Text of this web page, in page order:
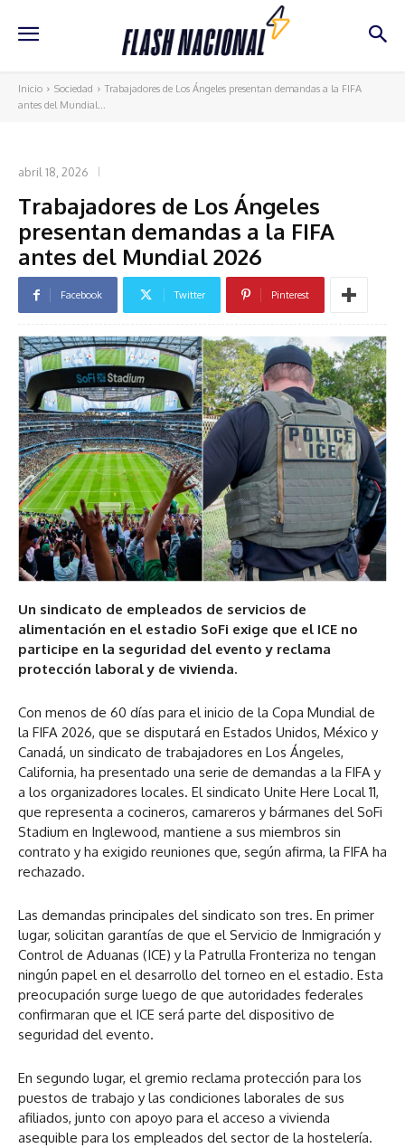
Inicio Sociedad
Trabajadores de Los Ángeles presentan demandas a la FIFA
antes del Mundial...
abril 18, 2026
Trabajadores de Los Ángeles
presentan demandas a la FIFA
antes del Mundial 2026
Facebook Twitter Pinterest
Un sindicato de empleados de servicios de
alimentación en el estadio SoFi exige que el ICE no
participe en la seguridad del evento y reclama
protección laboral y de vivienda.
Con menos de 60 días para el inicio de la Copa Mundial de
la FIFA 2026, que se disputará en Estados Unidos, México y
Canadá, un sindicato de trabajadores en Los Ángeles,
California, ha presentado una serie de demandas a la FIFA y
a los organizadores locales. El sindicato Unite Here Local 11,
que representa a cocineros, camareros y bármanes del SoFi
Stadium en Inglewood, mantiene a sus miembros sin
contrato y ha exigido reuniones que, según afirma, la FIFA ha
rechazado.
Las demandas principales del sindicato son tres. En primer
lugar, solicitan garantías de que el Servicio de Inmigración y
Control de Aduanas (ICE) y la Patrulla Fronteriza no tengan
ningún papel en el desarrollo del torneo en el estadio. Esta
preocupación surge luego de que autoridades federales
confirmaran que el ICE será parte del dispositivo de
seguridad del evento.
En segundo lugar, el gremio reclama protección para los
puestos de trabajo y las condiciones laborales de sus
afiliados, junto con apoyo para el acceso a vivienda
asequible para los empleados del sector de la hostelería.